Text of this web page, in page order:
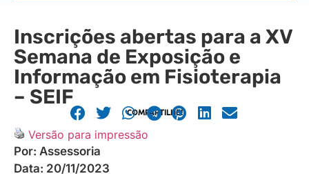
Inscrições abertas para a XV
Semana de Exposição e
Informação em Fisioterapia
– SEIF
COMPARTILHE!
Versão para impressão
Por: Assessoria
Data: 20/11/2023